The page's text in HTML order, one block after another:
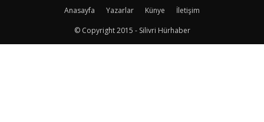
Anasayfa Yazarlar Künye
İletişim
© Copyright 2015 - Silivri Hürhaber